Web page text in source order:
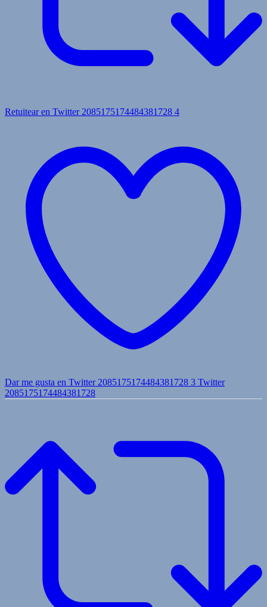
Retuitear en Twitter 2085175174484381728 4
Dar me gusta en Twitter 2085175174484381728 3 Twitter
2085175174484381728